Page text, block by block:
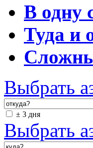
В одну
Туда и
Выбрать
± 3 дня
Выбрать